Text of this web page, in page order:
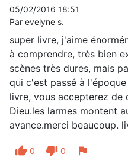
05/02/2016 18:51
Par evelyne s.
super livre, j'aime
à comprendre, très bien
scènes très dures, mais
qui c'est passé à
livre, vous accepterez
Dieu.les larmes montent
avance.merci beaucoup.
thumb_up 0 thumb_down 0 flag